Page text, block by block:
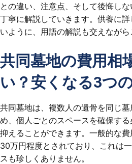
との違い、注意点、そして後悔しな
丁寧に解説していきます。供養に
いように、用語の解説も交えながら
共同墓地の費用相
い？安くなる3つ
共同墓地は、複数人の遺骨を同じ
め、個人ごとのスペースを確保す
抑えることができます。一般的な
30万円程度とされており、これは
スも珍しくありません。